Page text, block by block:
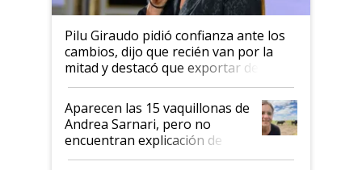
Pilu Giraudo pidió confianza ante los
cambios, dijo que recién van por la
mitad y destacó que exportar dejó de
ser "para unos pocos": "Tenemos un
mandato muy claro del gobierno
nacional"
Aparecen las 15 vaquillonas de
Andrea Sarnari, pero no
encuentran explicación de
cómo llegaron allí